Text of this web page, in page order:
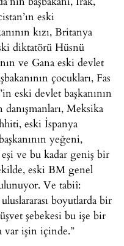
eski
kızı, Britanya
diktatörü Hüsnü
ve Gana eski devlet
çocukları, Fas
eski devlet başkanının
danışmanları, Meksika
eski İspanya
yeğeni,
ve bu kadar geniş bir
eski BM genel
Ve tabiî:
boyutlarda bir
şebekesi bu işe bir
var işin içinde.”